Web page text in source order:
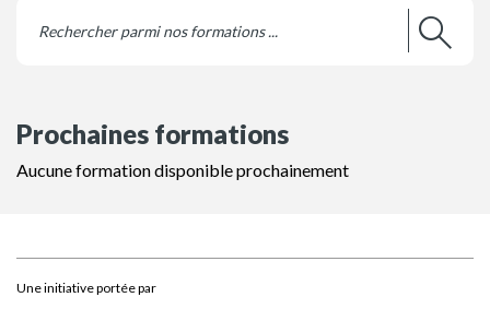
Prochaines formations
Aucune formation disponible prochainement
Une initiative portée par